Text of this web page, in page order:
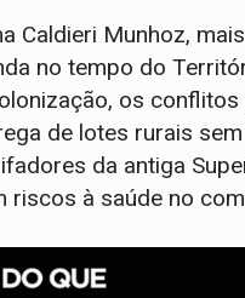
Caldieri Munhoz,
no tempo do
os
de lotes rurais
da antiga
riscos à saúde no